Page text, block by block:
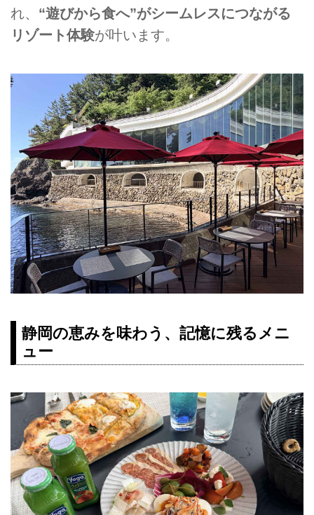
れ、 “遊びから食へ”がシームレスにつながる
リゾート体験が叶います。
静岡の恵みを味わう、記憶に残るメニ
ュー